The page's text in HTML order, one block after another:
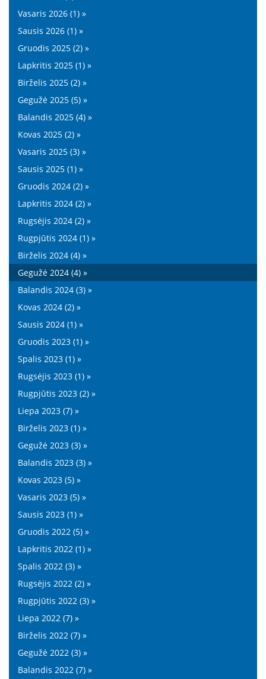
Vasaris 2026 (1) »
Sausis 2026 (1) »
Gruodis 2025 (2) »
Lapkritis 2025 (1) »
Birželis 2025 (2) »
Gegužė 2025 (5) »
Balandis 2025 (4) »
Kovas 2025 (2) »
Vasaris 2025 (3) »
Sausis 2025 (1) »
Gruodis 2024 (2) »
Lapkritis 2024 (2) »
Rugsėjis 2024 (2) »
Rugpjūtis 2024 (1) »
Birželis 2024 (4) »
Gegužė 2024 (4) »
Balandis 2024 (3) »
Kovas 2024 (2) »
Sausis 2024 (1) »
Gruodis 2023 (1) »
Spalis 2023 (1) »
Rugsėjis 2023 (1) »
Rugpjūtis 2023 (2) »
Liepa 2023 (7) »
Birželis 2023 (1) »
Gegužė 2023 (3) »
Balandis 2023 (3) »
Kovas 2023 (5) »
Vasaris 2023 (5) »
Sausis 2023 (1) »
Gruodis 2022 (5) »
Lapkritis 2022 (1) »
Spalis 2022 (3) »
Rugsėjis 2022 (2) »
Rugpjūtis 2022 (3) »
Liepa 2022 (7) »
Birželis 2022 (7) »
Gegužė 2022 (3) »
Balandis 2022 (7) »